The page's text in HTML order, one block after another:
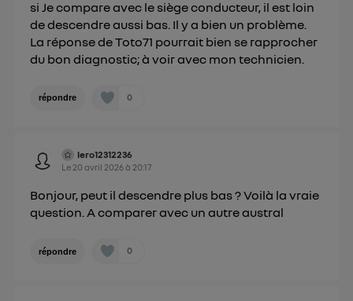
si Je compare avec le siège conducteur, il est loin
de descendre aussi bas. Il y a bien un problème.
La réponse de Toto71 pourrait bien se rapprocher
du bon diagnostic; à voir avec mon technicien.
répondre 0
lero12312236
Le 20 avril 2026à 20:17
Bonjour, peut il descendre plus bas ? Voilà la vraie
question. A comparer avec un autre austral
répondre 0